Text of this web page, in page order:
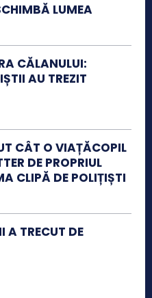
LUMEA
CĂLANULUI:
AU TREZIT
CÂT O VIAȚĂCOPIL
DE PROPRIUL
CLIPĂ DE POLIȚIȘTI
A TRECUT DE